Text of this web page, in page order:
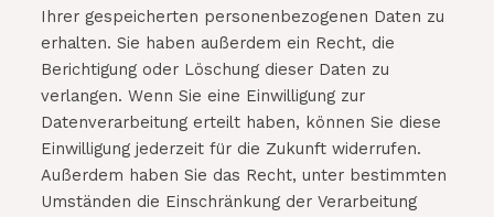
Ihrer gespeicherten personenbezogenen Daten zu
erhalten. Sie haben außerdem ein Recht, die
Berichtigung oder Löschung dieser Daten zu
verlangen. Wenn Sie eine Einwilligung zur
Datenverarbeitung erteilt haben, können Sie diese
Einwilligung jederzeit für die Zukunft widerrufen.
Außerdem haben Sie das Recht, unter bestimmten
Umständen die Einschränkung der Verarbeitung